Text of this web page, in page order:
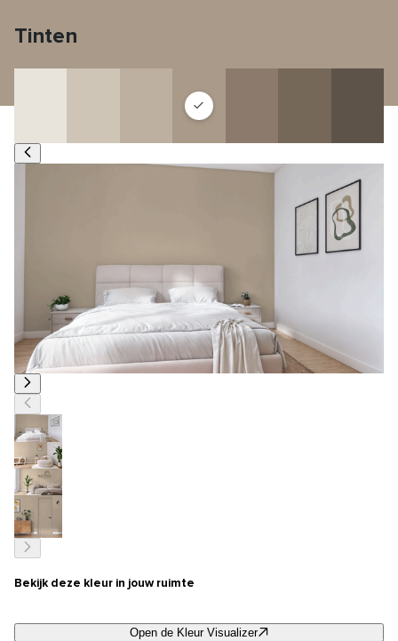
Tinten
Bekijk deze kleur in jouw ruimte
Open de Kleur Visualizer